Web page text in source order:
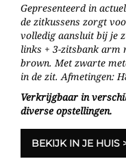
Gepresenteerd in
de zitkussens zorgt
volledig aansluit bij je
links + 3-zitsbank arm
brown. Met zwarte
in de zit. Afmetingen:
Verkrijgbaar in
diverse opstellingen.
BEKIJK IN JE HUIS